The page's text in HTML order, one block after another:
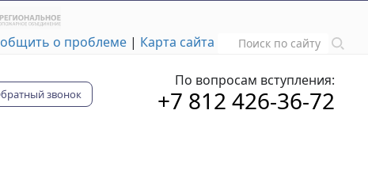
о проблеме | Карта сайта
звонок
По вопросам вступления:
+7 812 426-36-72